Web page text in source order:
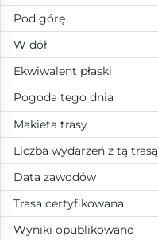
Pod górę
W dół
Ekwiwalent płaski
Pogoda tego dnia
Makieta trasy
Liczba wydarzeń z tą trasą
Data zawodów
Trasa certyfikowana
Wyniki opublikowano